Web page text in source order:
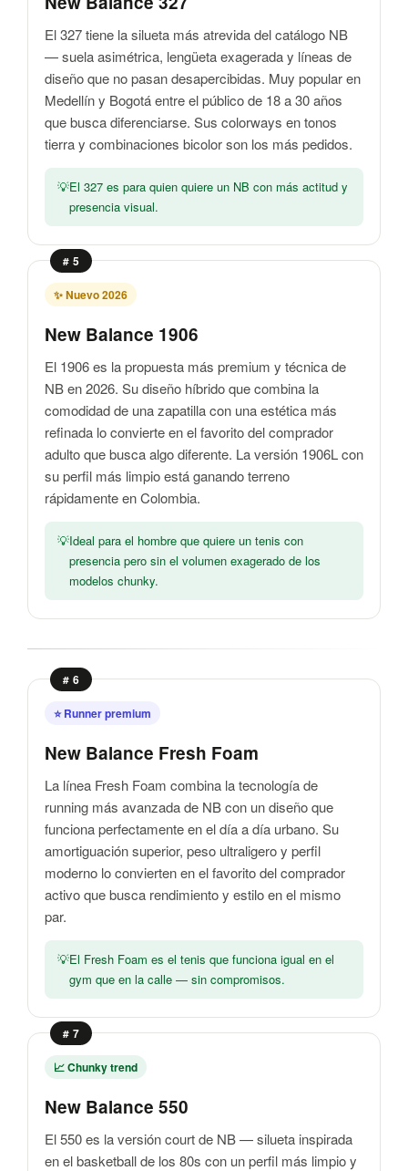
El 327 tiene la silueta más atrevida del catálogo NB
— suela asimétrica, lengüeta exagerada y líneas de
diseño que no pasan desapercibidas. Muy popular en
Medellín y Bogotá entre el público de 18 a 30 años
que busca diferenciarse. Sus colorways en tonos
tierra y combinaciones bicolor son los más pedidos.
El 327 es para quien quiere un NB con más actitud y
presencia visual.
# 5
✨ Nuevo 2026
New Balance 1906
El 1906 es la propuesta más premium y técnica de
NB en 2026. Su diseño híbrido que combina la
comodidad de una zapatilla con una estética más
refinada lo convierte en el favorito del comprador
adulto que busca algo diferente. La versión 1906L con
su perfil más limpio está ganando terreno
rápidamente en Colombia.
Ideal para el hombre que quiere un tenis con
presencia pero sin el volumen exagerado de los
modelos chunky.
# 6
⭐ Runner premium
New Balance Fresh Foam
La línea Fresh Foam combina la tecnología de
running más avanzada de NB con un diseño que
funciona perfectamente en el día a día urbano. Su
amortiguación superior, peso ultraligero y perfil
moderno lo convierten en el favorito del comprador
activo que busca rendimiento y estilo en el mismo
par.
El Fresh Foam es el tenis que funciona igual en el
gym que en la calle — sin compromisos.
# 7
📈 Chunky trend
New Balance 550
El 550 es la versión court de NB — silueta inspirada
en el basketball de los 80s con un perfil más limpio y